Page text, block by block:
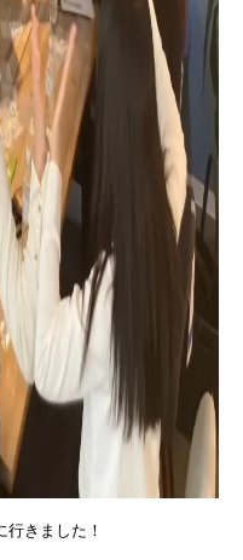
きました！